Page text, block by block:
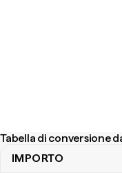
Tabella di conversione
IMPORTO